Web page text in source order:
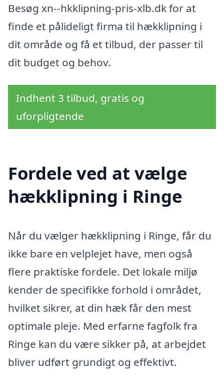
Besøg xn--hkklipning-pris-xlb.dk for at
finde et pålideligt firma til hækklipning i
dit område og få et tilbud, der passer til
dit budget og behov.
Indhent 3 tilbud, gratis og
uforpligtende
Fordele ved at vælge
hækklipning i Ringe
Når du vælger hækklipning i Ringe, får du
ikke bare en velplejet have, men også
flere praktiske fordele. Det lokale miljø
kender de specifikke forhold i området,
hvilket sikrer, at din hæk får den mest
optimale pleje. Med erfarne fagfolk fra
Ringe kan du være sikker på, at arbejdet
bliver udført grundigt og effektivt.